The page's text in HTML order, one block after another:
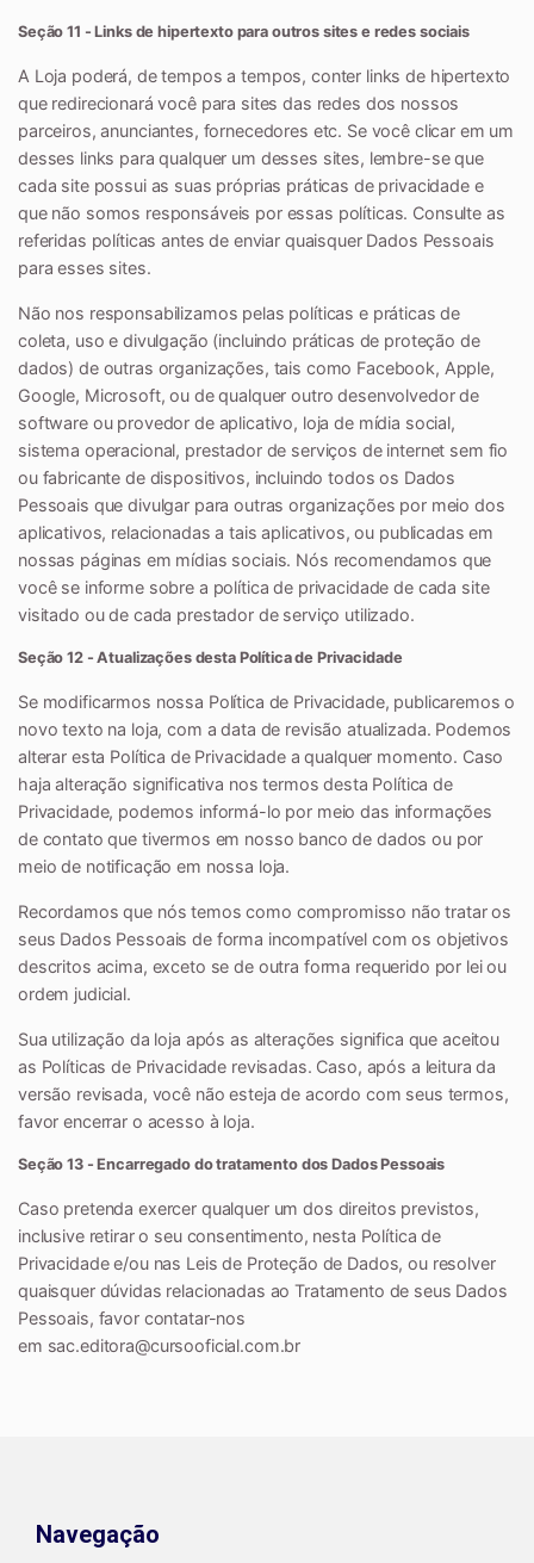
Seção 11 - Links de hipertexto para outros sites e redes sociais
A Loja poderá, de tempos a tempos, conter links de hipertexto
que redirecionará você para sites das redes dos nossos
parceiros, anunciantes, fornecedores etc. Se você clicar em um
desses links para qualquer um desses sites, lembre-se que
cada site possui as suas próprias práticas de privacidade e
que não somos responsáveis por essas políticas. Consulte as
referidas políticas antes de enviar quaisquer Dados Pessoais
para esses sites.
Não nos responsabilizamos pelas políticas e práticas de
coleta, uso e divulgação (incluindo práticas de proteção de
dados) de outras organizações, tais como Facebook, Apple,
Google, Microsoft, ou de qualquer outro desenvolvedor de
software ou provedor de aplicativo, loja de mídia social,
sistema operacional, prestador de serviços de internet sem fio
ou fabricante de dispositivos, incluindo todos os Dados
Pessoais que divulgar para outras organizações por meio dos
aplicativos, relacionadas a tais aplicativos, ou publicadas em
nossas páginas em mídias sociais. Nós recomendamos que
você se informe sobre a política de privacidade de cada site
visitado ou de cada prestador de serviço utilizado.
Seção 12 - Atualizações desta Política de Privacidade
Se modificarmos nossa Política de Privacidade, publicaremos o
novo texto na loja, com a data de revisão atualizada. Podemos
alterar esta Política de Privacidade a qualquer momento. Caso
haja alteração significativa nos termos desta Política de
Privacidade, podemos informá-lo por meio das informações
de contato que tivermos em nosso banco de dados ou por
meio de notificação em nossa loja.
Recordamos que nós temos como compromisso não tratar os
seus Dados Pessoais de forma incompatível com os objetivos
descritos acima, exceto se de outra forma requerido por lei ou
ordem judicial.
Sua utilização da loja após as alterações significa que aceitou
as Políticas de Privacidade revisadas. Caso, após a leitura da
versão revisada, você não esteja de acordo com seus termos,
favor encerrar o acesso à loja.
Seção 13 - Encarregado do tratamento dos Dados Pessoais
Caso pretenda exercer qualquer um dos direitos previstos,
inclusive retirar o seu consentimento, nesta Política de
Privacidade e/ou nas Leis de Proteção de Dados, ou resolver
quaisquer dúvidas relacionadas ao Tratamento de seus Dados
Pessoais, favor contatar-nos
em sac.editora@cursooficial.com.br
Navegação